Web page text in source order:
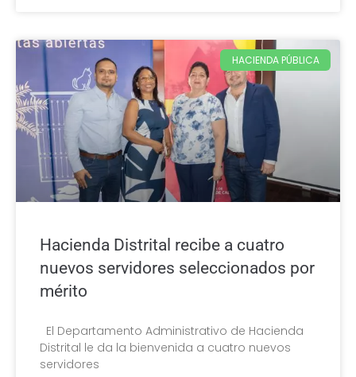
HACIENDA PÚBLICA
Hacienda Distrital recibe a cuatro
nuevos servidores seleccionados por
mérito
El Departamento Administrativo de Hacienda
Distrital le da la bienvenida a cuatro nuevos
servidores